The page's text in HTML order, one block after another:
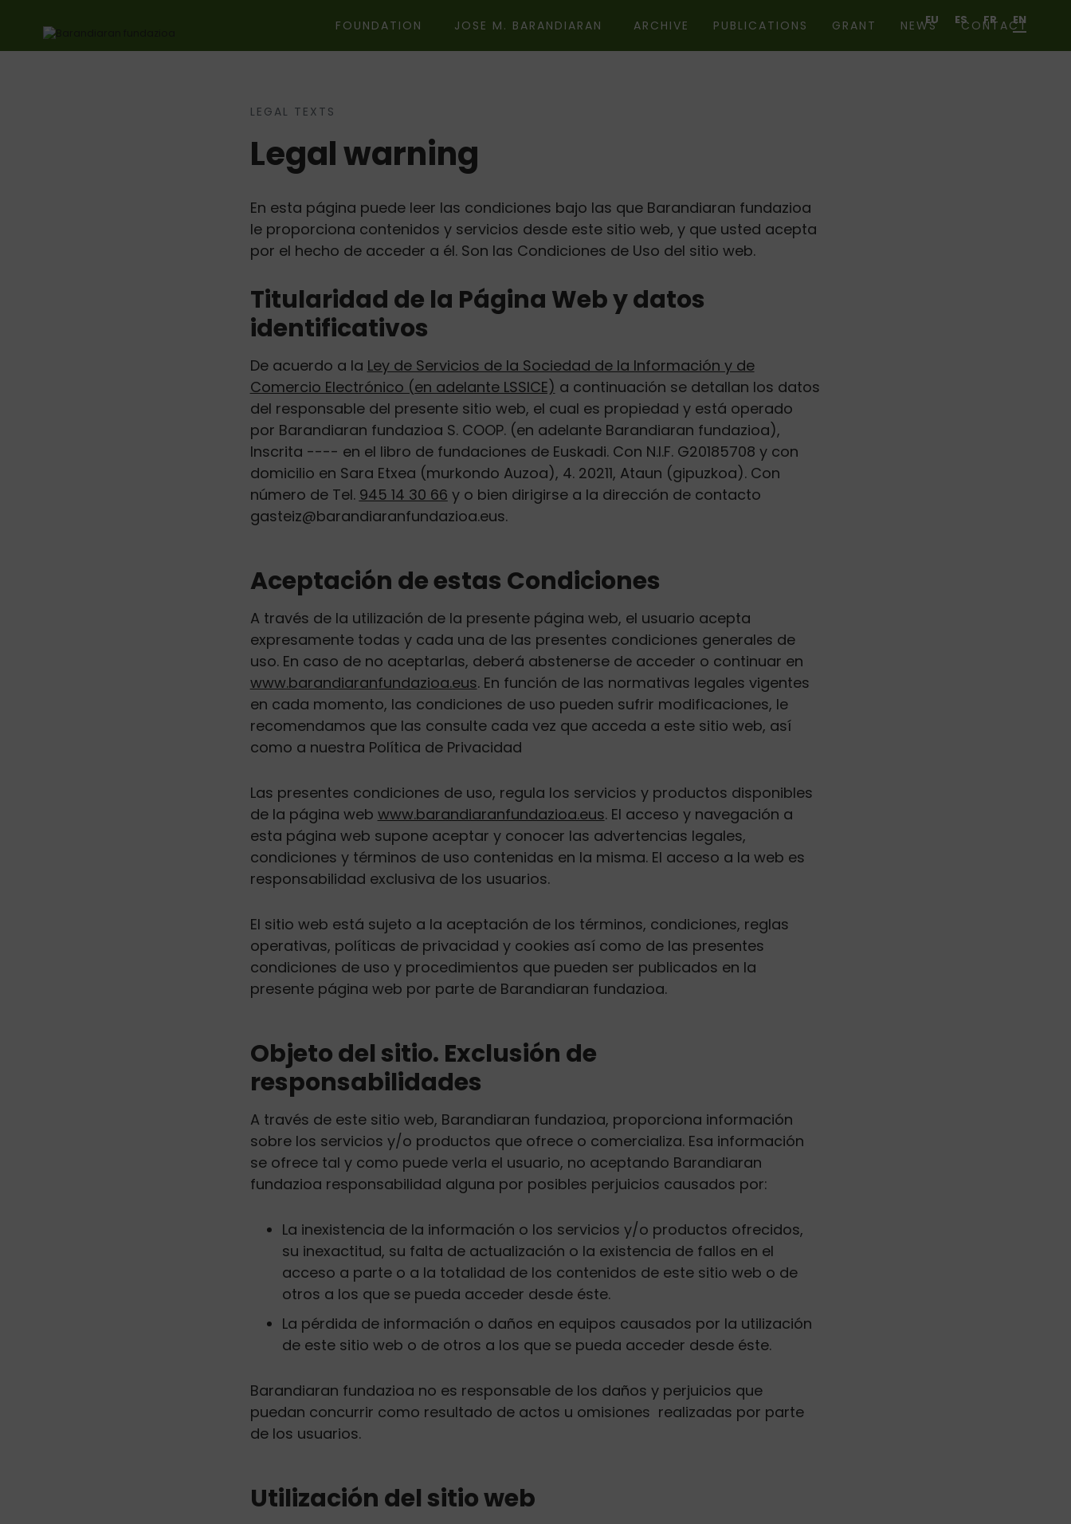
EU ES FR EN
FOUNDATION JOSE M. BARANDIARAN ARCHIVE PUBLICATIONS GRANT NEWS CONTACT
LEGAL TEXTS
Legal warning
En esta página puede leer las condiciones bajo las que Barandiaran fundazioa
le proporciona contenidos y servicios desde este sitio web, y que usted acepta
por el hecho de acceder a él. Son las Condiciones de Uso del sitio web.
Titularidad de la Página Web y datos
identificativos
De acuerdo a la Ley de Servicios de la Sociedad de la Información y de
Comercio Electrónico (en adelante LSSICE) a continuación se detallan los datos
del responsable del presente sitio web, el cual es propiedad y está operado
por Barandiaran fundazioa S. COOP. (en adelante Barandiaran fundazioa),
Inscrita ---- en el libro de fundaciones de Euskadi. Con N.I.F. G20185708 y con
domicilio en Sara Etxea (murkondo Auzoa), 4. 20211, Ataun (gipuzkoa). Con
número de Tel. 945 14 30 66 y o bien dirigirse a la dirección de contacto
gasteiz@barandiaranfundazioa.eus.
Aceptación de estas Condiciones
A través de la utilización de la presente página web, el usuario acepta
expresamente todas y cada una de las presentes condiciones generales de
uso. En caso de no aceptarlas, deberá abstenerse de acceder o continuar en
www.barandiaranfundazioa.eus. En función de las normativas legales vigentes
en cada momento, las condiciones de uso pueden sufrir modificaciones, le
recomendamos que las consulte cada vez que acceda a este sitio web, así
como a nuestra Política de Privacidad
Las presentes condiciones de uso, regula los servicios y productos disponibles
de la página web www.barandiaranfundazioa.eus. El acceso y navegación a
esta página web supone aceptar y conocer las advertencias legales,
condiciones y términos de uso contenidas en la misma. El acceso a la web es
responsabilidad exclusiva de los usuarios.
El sitio web está sujeto a la aceptación de los términos, condiciones, reglas
operativas, políticas de privacidad y cookies así como de las presentes
condiciones de uso y procedimientos que pueden ser publicados en la
presente página web por parte de Barandiaran fundazioa.
Objeto del sitio. Exclusión de
responsabilidades
A través de este sitio web, Barandiaran fundazioa, proporciona información
sobre los servicios y/o productos que ofrece o comercializa. Esa información
se ofrece tal y como puede verla el usuario, no aceptando Barandiaran
fundazioa responsabilidad alguna por posibles perjuicios causados por:
La inexistencia de la información o los servicios y/o productos ofrecidos,
su inexactitud, su falta de actualización o la existencia de fallos en el
acceso a parte o a la totalidad de los contenidos de este sitio web o de
otros a los que se pueda acceder desde éste.
La pérdida de información o daños en equipos causados por la utilización
de este sitio web o de otros a los que se pueda acceder desde éste.
Barandiaran fundazioa no es responsable de los daños y perjuicios que
puedan concurrir como resultado de actos u omisiones realizadas por parte
de los usuarios.
Utilización del sitio web